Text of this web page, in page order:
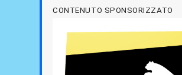
CONTENUTO SPONSORIZZATO